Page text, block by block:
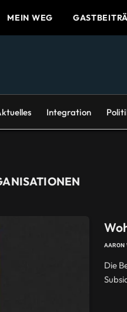
MEIN WEG
Integration
AARON
Die